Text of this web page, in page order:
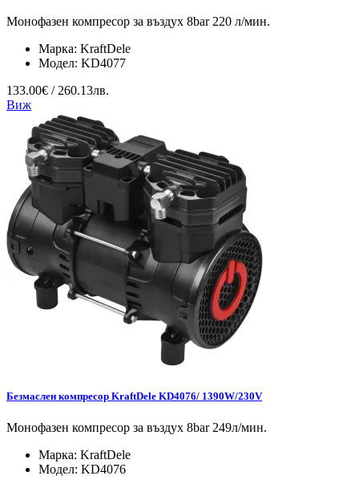
Монофазен компресор за въздух 8bar 220 л/мин.
Марка: KraftDele
Модел: KD4077
133.00€ / 260.13лв.
Виж
Безмаслен компресор KraftDele KD4076/ 1390W/230V
Монофазен компресор за въздух 8bar 249л/мин.
Марка: KraftDele
Модел: KD4076